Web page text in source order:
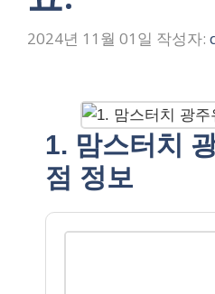
2024년 11월 01일 작성자:
1. 맘스터치
점 정보